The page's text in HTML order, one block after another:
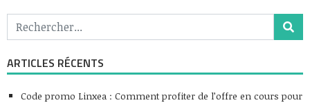
ARTICLES RÉCENTS
Code promo Linxea : Comment profiter de l’offre en cours pour